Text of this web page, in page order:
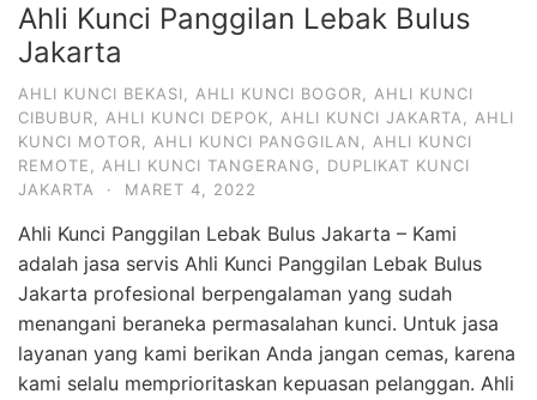
Ahli Kunci Panggilan Lebak Bulus
Jakarta
AHLI KUNCI BEKASI AHLI KUNCI BOGOR
AHLI KUNCI
CIBUBUR
AHLI KUNCI DEPOK AHLI KUNCI JAKARTA
AHLI
KUNCI MOTOR
AHLI KUNCI PANGGILAN
AHLI KUNCI
REMOTE
AHLI KUNCI TANGERANG
DUPLIKAT KUNCI
JAKARTA
· MARET 4, 2022
Ahli Kunci Panggilan Lebak Bulus Jakarta – Kami
adalah jasa servis Ahli Kunci Panggilan Lebak Bulus
Jakarta profesional berpengalaman yang sudah
menangani beraneka permasalahan kunci. Untuk jasa
layanan yang kami berikan Anda jangan cemas, karena
kami selalu memprioritaskan kepuasan pelanggan. Ahli